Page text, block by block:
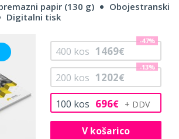
papir (130 g)
Obojestranski
Digitalni tisk
100 kos 696€
200 kos 1202€
-13%
400 kos 1469€
-47%
V košarico